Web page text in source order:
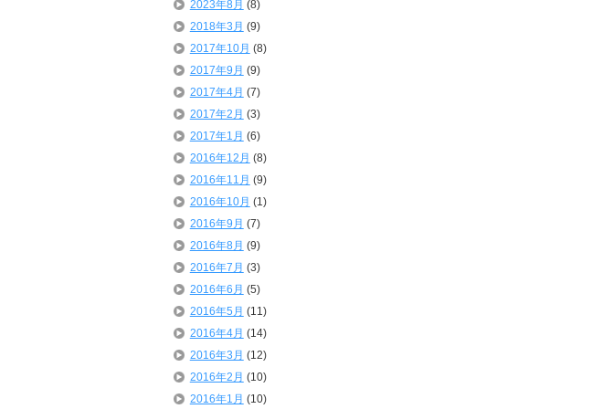
2023年8月 (8)
2018年3月 (9)
2017年10月 (8)
2017年9月 (9)
2017年4月 (7)
2017年2月 (3)
2017年1月 (6)
2016年12月 (8)
2016年11月 (9)
2016年10月 (1)
2016年9月 (7)
2016年8月 (9)
2016年7月 (3)
2016年6月 (5)
2016年5月 (11)
2016年4月 (14)
2016年3月 (12)
2016年2月 (10)
2016年1月 (10)